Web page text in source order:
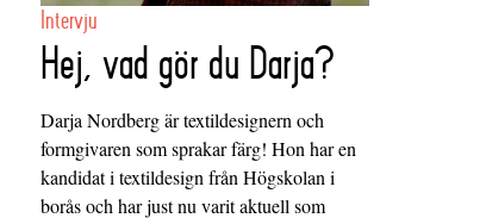
Intervju
Hej, vad gör du Darja?
Darja Nordberg är textildesignern och
formgivaren som sprakar färg! Hon har en
kandidat i textildesign från Högskolan i
borås och har just nu varit aktuell som